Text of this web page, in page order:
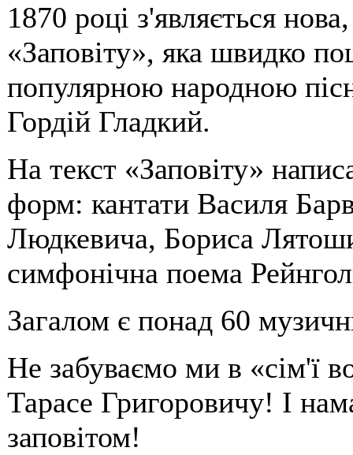
1870 році з'являється
«Заповіту», яка швидко
популярною народною
Гордій Гладкий.
На текст «Заповіту»
форм: кантати Василя
Людкевича, Бориса
симфонічна поема
Загалом є понад 60
Не забуваємо ми в «сім'ї
Тарасе Григоровичу! І
заповітом!